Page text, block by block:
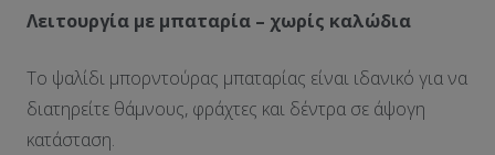
Λειτουργία με μπαταρία – χωρίς καλώδια
Το ψαλίδι μπορντούρας μπαταρίας είναι ιδανικό για να
διατηρείτε θάμνους, φράχτες και δέντρα σε άψογη
κατάσταση.